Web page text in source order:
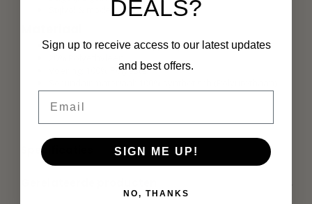
Hoofdmateriaal: 80% Polypropyleen
Voering: 100% Polyester
Specificaties
DEALS?
Sign up to receive access to our latest updates
and best offers.
SIGN ME UP!
NO, THANKS